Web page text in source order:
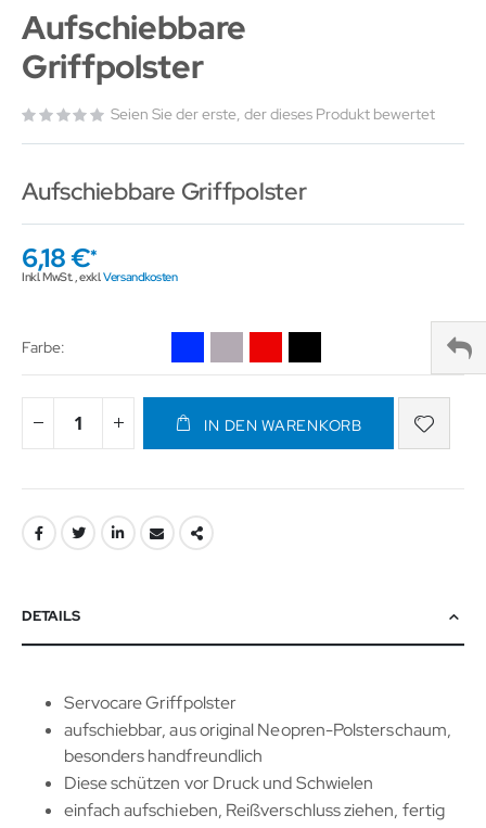
Aufschiebbare
Griffpolster
Seien Sie der erste, der dieses Produkt bewertet
Aufschiebbare Griffpolster
6,18 €
Inkl. MwSt.,exkl.Versandkosten
Farbe
IN DEN WARENKORB
DETAILS
Servocare Griffpolster
aufschiebbar, aus original Neopren-Polsterschaum,
besonders handfreundlich
Diese schützen vor Druck und Schwielen
einfach aufschieben, Reißverschluss ziehen, fertig